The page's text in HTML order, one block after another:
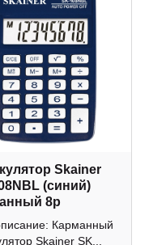
Skainer
(синий)
8р
Карманный
Skainer SK...